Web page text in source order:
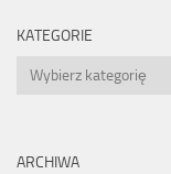
KATEGORIE
Kategorie
ARCHIWA